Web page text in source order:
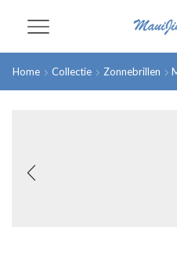
Home Collectie Zonnebrillen